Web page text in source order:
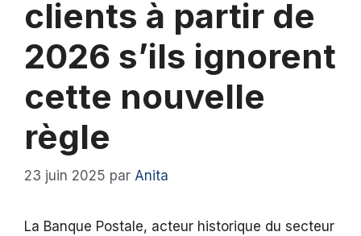
clients à partir de
2026 s’ils ignorent
cette nouvelle
règle
23 juin 2025 par Anita
La Banque Postale, acteur historique du secteur